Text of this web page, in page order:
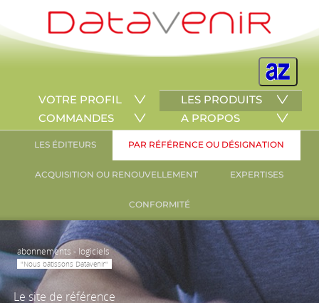
VOTRE PROFIL
LES PRODUITS
COMMANDES
A PROPOS
LES ÉDITEURS PAR RÉFÉRENCE OU DÉSIGNATION
ACQUISITION OU RENOUVELLEMENT EXPERTISES
CONFORMITÉ
abonnements - logiciels
"Nous bâtissons Datavenir"
Le site de référence